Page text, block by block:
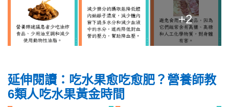
+2
延伸閱讀：吃水果愈吃愈肥？營養師教
6類人吃水果黃金時間